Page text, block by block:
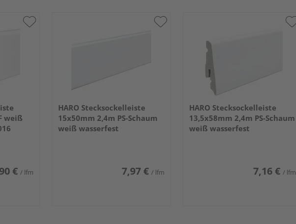
weiß
€ / lfm
HARO Stecksockelleiste
15x50mm 2,4m PS-Schaum
weiß wasserfest
7,97 € / lfm
HARO Stecksockelleiste
13,5x58mm 2,4m PS-Schaum
weiß wasserfest
7,16 € / lfm